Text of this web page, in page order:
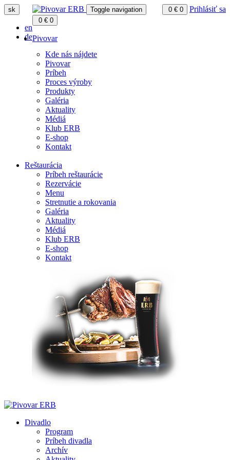
sk
en
de
0 € 0 Prihlásiť sa
Toggle navigation
0 € 0
Pivovar
Kde nás nájdete
Pivovar
Príbeh
Proces výroby
Produkty
Galéria
Aktuality
Médiá
Klub ERB
E-shop
Kontakt
Reštaurácia
Príbeh reštaurácie
Rezervácie
Menu
Stretnutie a rokovania
Galéria
Aktuality
Médiá
Klub ERB
E-shop
Kontakt
Divadlo
Program
Príbeh divadla
Archív